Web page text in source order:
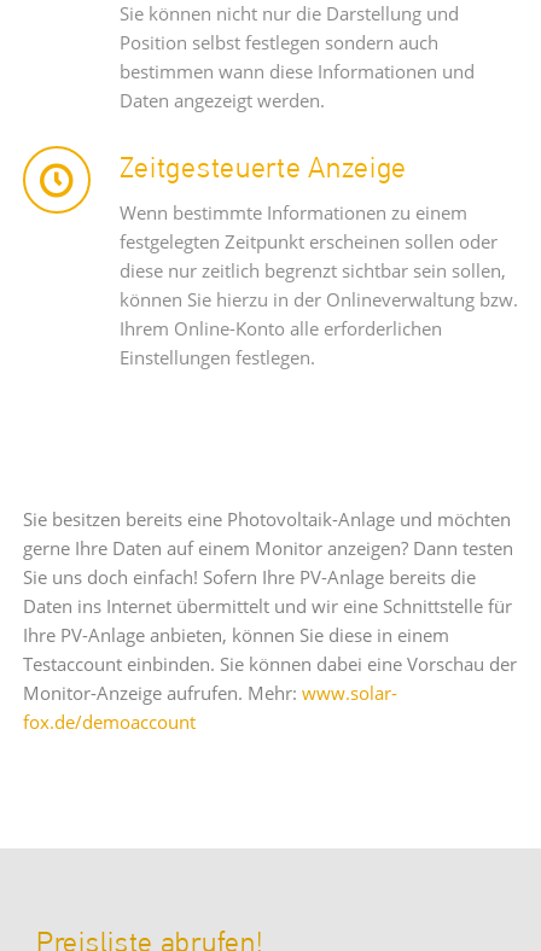
Sie können nicht nur die Darstellung und
Position selbst festlegen sondern auch
bestimmen wann diese Informationen und
Daten angezeigt werden.
Zeitgesteuerte Anzeige
Wenn bestimmte Informationen zu einem
festgelegten Zeitpunkt erscheinen sollen oder
diese nur zeitlich begrenzt sichtbar sein sollen,
können Sie hierzu in der Onlineverwaltung bzw.
Ihrem Online-Konto alle erforderlichen
Einstellungen festlegen.
Sie besitzen bereits eine Photovoltaik-Anlage und möchten
gerne Ihre Daten auf einem Monitor anzeigen? Dann testen
Sie uns doch einfach! Sofern Ihre PV-Anlage bereits die
Daten ins Internet übermittelt und wir eine Schnittstelle für
Ihre PV-Anlage anbieten, können Sie diese in einem
Testaccount einbinden. Sie können dabei eine Vorschau der
Monitor-Anzeige aufrufen. Mehr: www.solar-
fox.de/demoaccount
Preisliste abrufen!